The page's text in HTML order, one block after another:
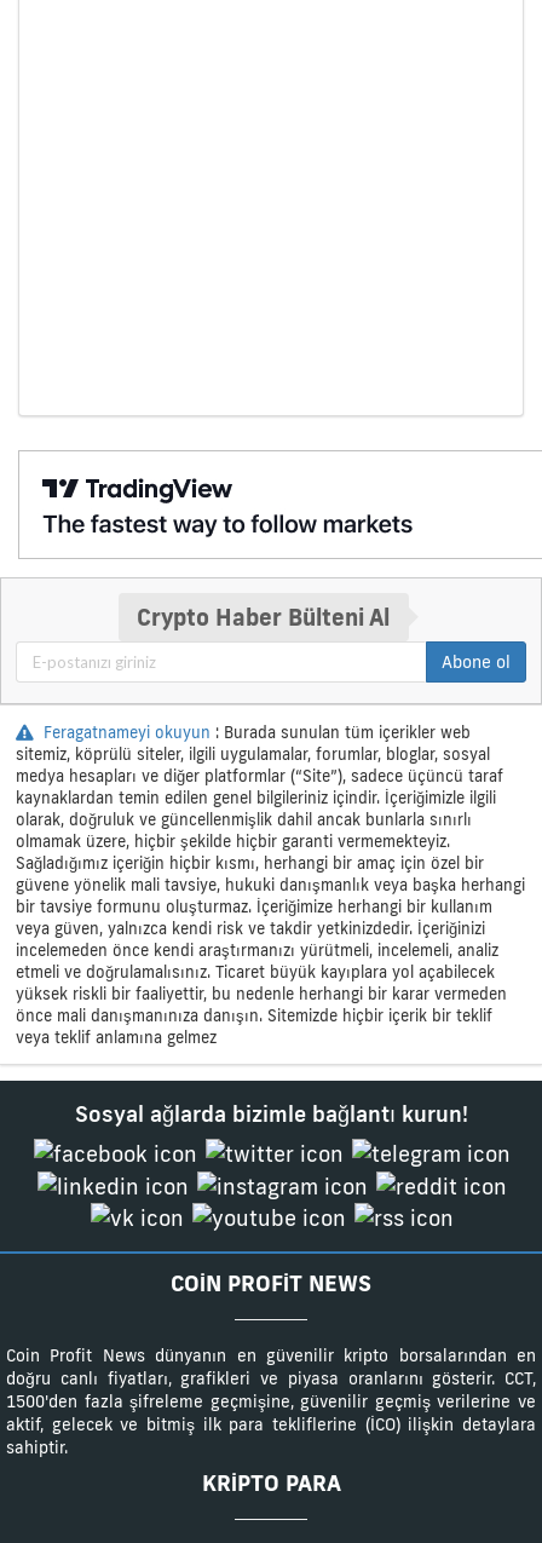
Crypto Haber Bülteni Al
Abone ol
Feragatnameyi okuyun : Burada sunulan tüm içerikler web
sitemiz, köprülü siteler, ilgili uygulamalar, forumlar, bloglar, sosyal
medya hesapları ve diğer platformlar (“Site”), sadece üçüncü taraf
kaynaklardan temin edilen genel bilgileriniz içindir. İçeriğimizle ilgili
olarak, doğruluk ve güncellenmişlik dahil ancak bunlarla sınırlı
olmamak üzere, hiçbir şekilde hiçbir garanti vermemekteyiz.
Sağladığımız içeriğin hiçbir kısmı, herhangi bir amaç için özel bir
güvene yönelik mali tavsiye, hukuki danışmanlık veya başka herhangi
bir tavsiye formunu oluşturmaz. İçeriğimize herhangi bir kullanım
veya güven, yalnızca kendi risk ve takdir yetkinizdedir. İçeriğinizi
incelemeden önce kendi araştırmanızı yürütmeli, incelemeli, analiz
etmeli ve doğrulamalısınız. Ticaret büyük kayıplara yol açabilecek
yüksek riskli bir faaliyettir, bu nedenle herhangi bir karar vermeden
önce mali danışmanınıza danışın. Sitemizde hiçbir içerik bir teklif
veya teklif anlamına gelmez
Sosyal ağlarda bizimle bağlantı kurun!
COIN PROFIT NEWS
Coin Profit News dünyanın en güvenilir kripto borsalarından en
doğru canlı fiyatları, grafikleri ve piyasa oranlarını gösterir. CCT,
1500'den fazla şifreleme geçmişine, güvenilir geçmiş verilerine ve
aktif, gelecek ve bitmiş ilk para tekliflerine (İCO) ilişkin detaylara
sahiptir.
KRIPTO PARA